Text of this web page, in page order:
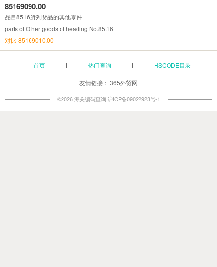
85169090.00
品目8516所列货品的其他零件
parts of Other goods of heading No.85.16
对比-85169010.00
首页 热门查询 HSCODE目录
友情链接： 365外贸网
©2026 海关编码查询 沪ICP备09022923号-1